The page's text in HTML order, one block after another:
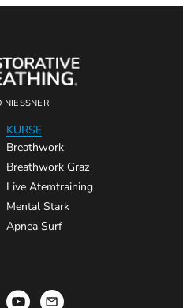
NIESSNER
KURSE
Breathwork
Breathwork Graz
Live Atemtraining
Mental Stark
Apnea Surf